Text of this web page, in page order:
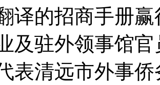
译的招商手册
及驻外领事馆
表清远市外事